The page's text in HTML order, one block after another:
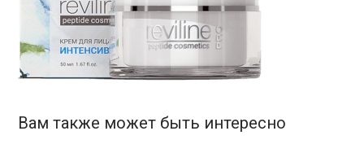
Вам также может быть интересно